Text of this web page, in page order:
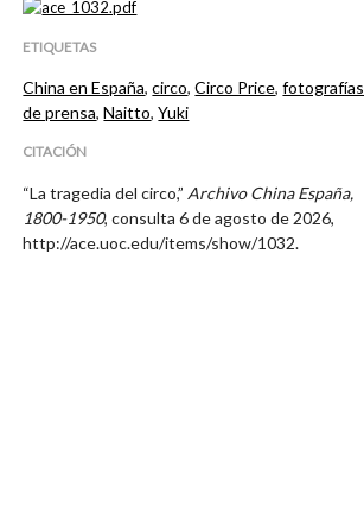
ETIQUETAS
China en España,circo,Circo Price,fotografías
de prensa,Naitto,Yuki
CITACIÓN
“La tragedia del circo,” Archivo China España,
1800-1950, consulta 6 de agosto de 2026,
http://ace.uoc.edu/items/show/1032.